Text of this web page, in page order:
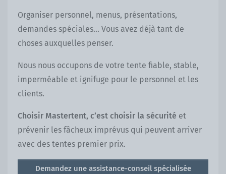
Organiser personnel, menus, présentations,
demandes spéciales... Vous avez déjà tant de
choses auxquelles penser.
Nous nous occupons de votre tente fiable, stable,
imperméable et ignifuge pour le personnel et les
clients.
Choisir Mastertent, c’est choisir la sécurité et
prévenir les fâcheux imprévus qui peuvent arriver
avec des tentes premier prix.
Demandez une assistance-conseil spécialisée